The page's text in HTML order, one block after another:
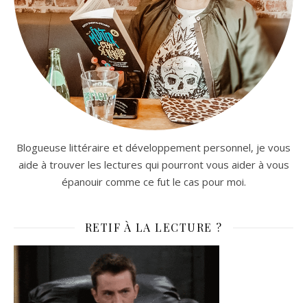
Blogueuse littéraire et développement personnel, je vous
aide à trouver les lectures qui pourront vous aider à vous
épanouir comme ce fut le cas pour moi.
RETIF À LA LECTURE ?